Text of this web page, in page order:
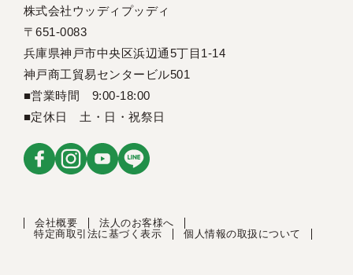
株式会社ウッディプッディ
〒651-0083
兵庫県神戸市中央区浜辺通5丁目1-14
神戸商工貿易センタービル501
■営業時間 9:00-18:00
■定休日 土・日・祝祭日
会社概要
法人のお客様へ
特定商取引法に基づく表示
個人情報の取扱について